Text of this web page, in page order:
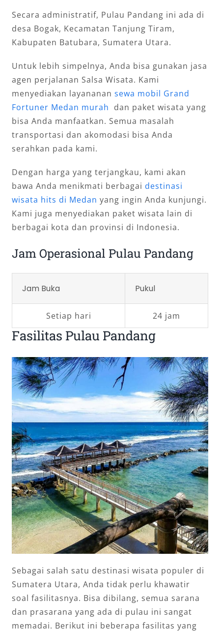
Secara administratif, Pulau Pandang ini ada di
desa Bogak, Kecamatan Tanjung Tiram,
Kabupaten Batubara, Sumatera Utara.
Untuk lebih simpelnya, Anda bisa gunakan jasa
agen perjalanan Salsa Wisata. Kami
menyediakan layananan sewa mobil Grand
Fortuner Medan murah dan paket wisata yang
bisa Anda manfaatkan. Semua masalah
transportasi dan akomodasi bisa Anda
serahkan pada kami.
Dengan harga yang terjangkau, kami akan
bawa Anda menikmati berbagai destinasi
wisata hits di Medan yang ingin Anda kunjungi.
Kami juga menyediakan paket wisata lain di
berbagai kota dan provinsi di Indonesia.
Jam Operasional Pulau Pandang
Jam Buka Pukul
Setiap hari 24 jam
Fasilitas Pulau Pandang
Sebagai salah satu destinasi wisata populer di
Sumatera Utara, Anda tidak perlu khawatir
soal fasilitasnya. Bisa dibilang, semua sarana
dan prasarana yang ada di pulau ini sangat
memadai. Berikut ini beberapa fasilitas yang